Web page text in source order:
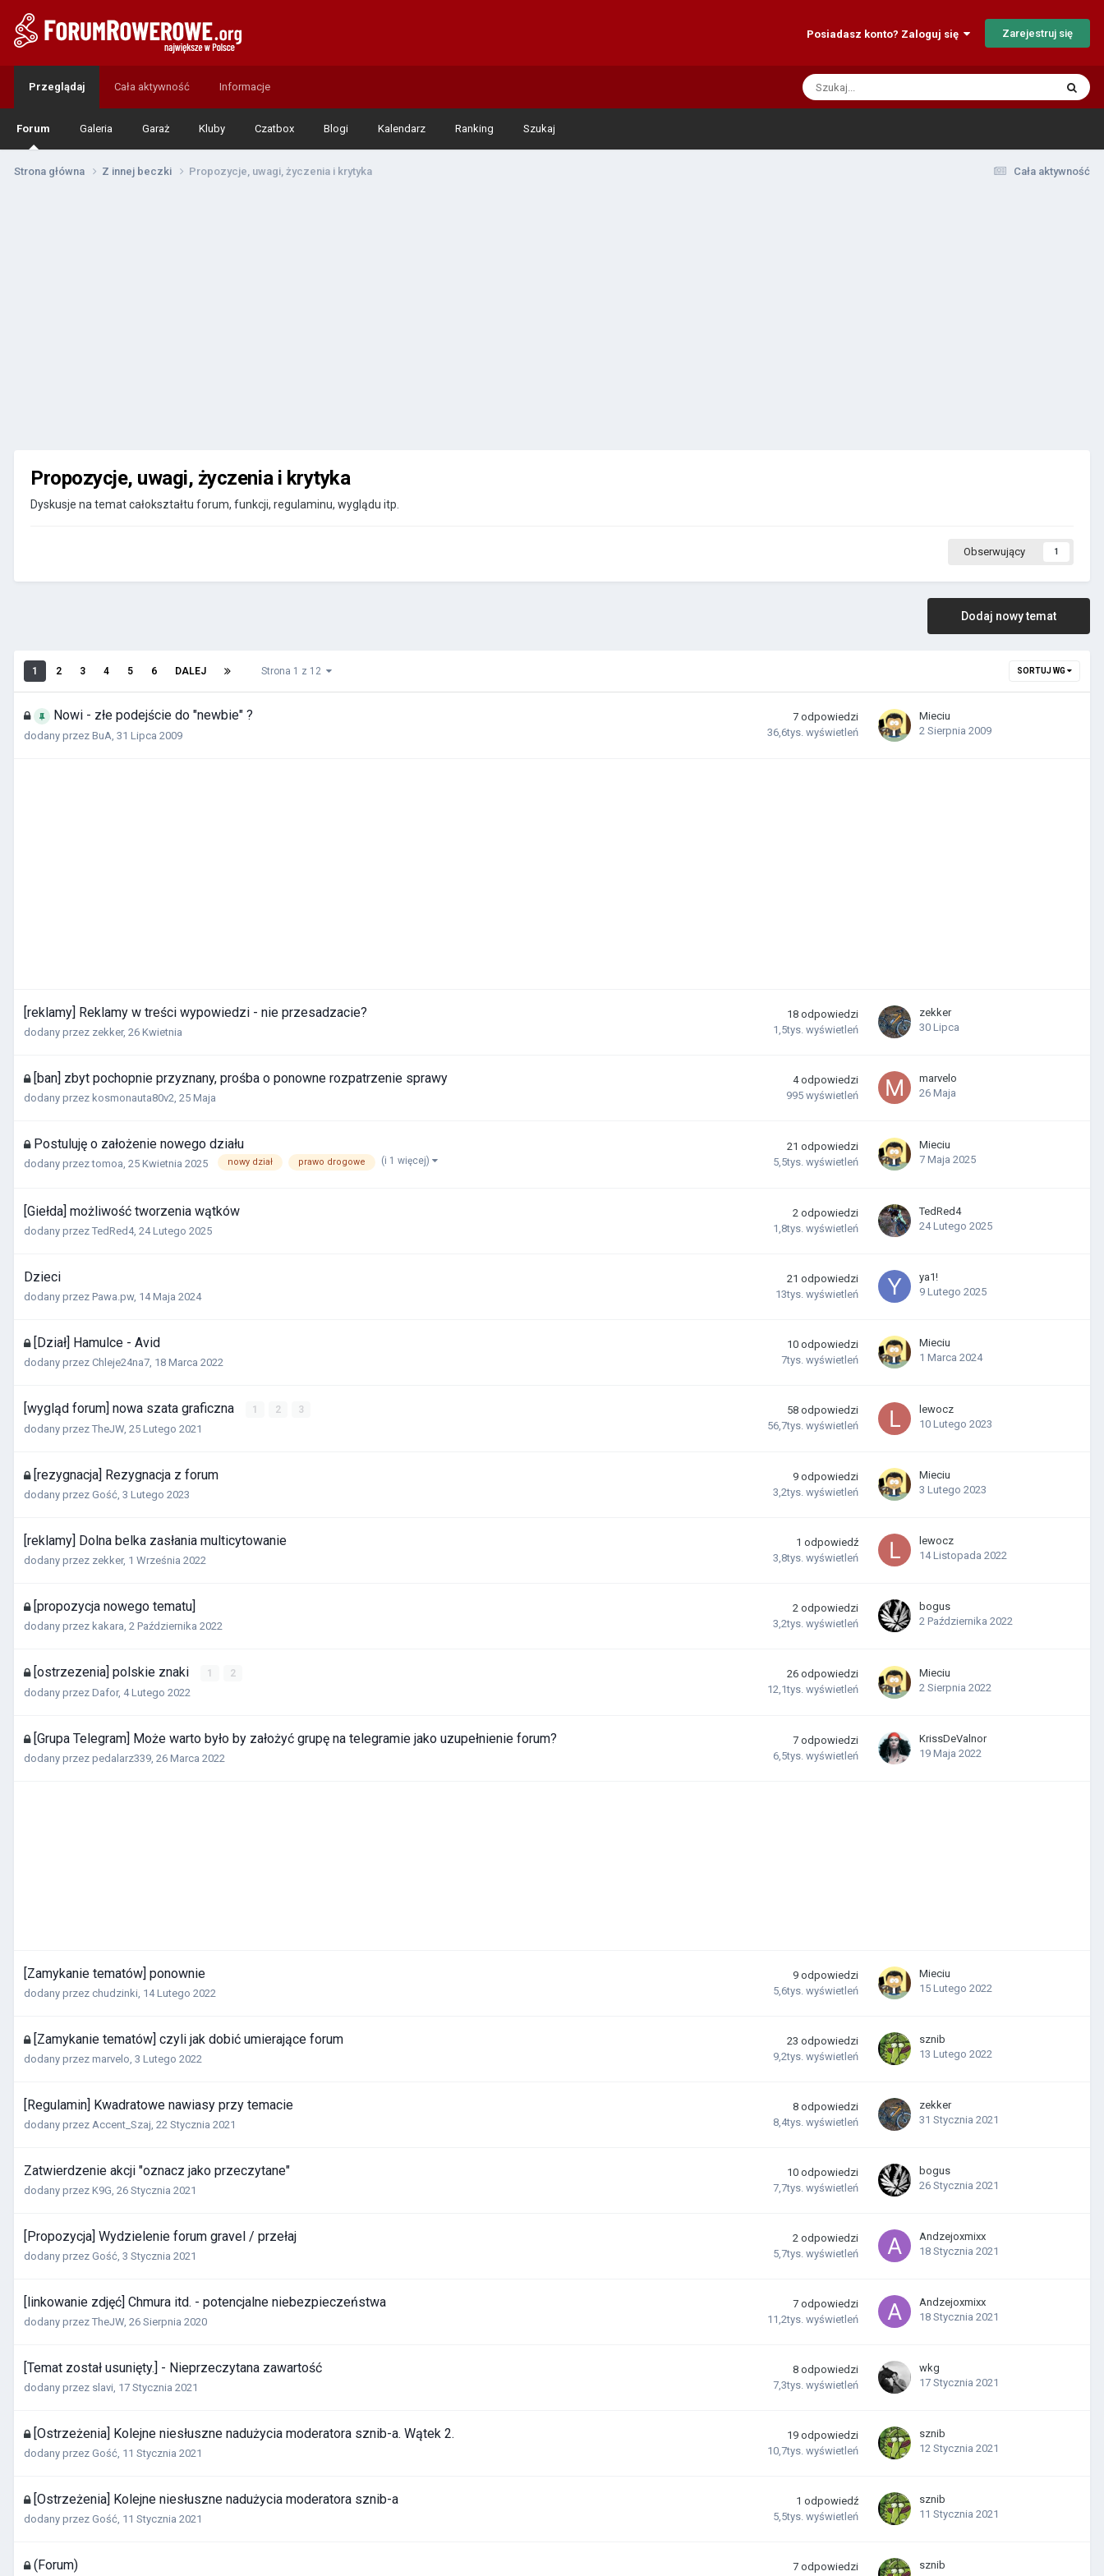
Posiadasz konto? Zaloguj się Zarejestruj się
Przeglądaj
Forum Galeria Garaż Kluby Czatbox Blogi Kalendarz Ranking Szukaj
Cała aktywność Informacje
Cała aktywność
Strona główna Z innej beczki Propozycje, uwagi, życzenia i krytyka
Propozycje, uwagi, życzenia i krytyka
Dyskusje na temat całokształtu forum, funkcji, regulaminu, wyglądu itp.
Obserwujący 1
Dodaj nowy temat
SORTUJ WG
1 2 3 4 5 6 DALEJ Strona 1 z 12
Nowi - złe podejście do "newbie" ?
dodany przez BuA 31 Lipca 2009
7 odpowiedzi
36,6tys. wyświetleń
Mieciu
2 Sierpnia 2009
[reklamy] Reklamy w treści wypowiedzi - nie przesadzacie?
dodany przez zekker, 26 Kwietnia
18 odpowiedzi
1,5tys. wyświetleń
zekker
30 Lipca
[ban] zbyt pochopnie przyznany, prośba o ponowne rozpatrzenie sprawy
dodany przez kosmonauta80v2 25 Maja
4 odpowiedzi
995 wyświetleń
marvelo
26 Maja
Postuluję o założenie nowego działu
dodany przeztomoa 25 Kwietnia 2025 nowy dział prawo drogowe (i 1 więcej)
21 odpowiedzi
5,5tys. wyświetleń
Mieciu
7 Maja 2025
[Giełda] możliwość tworzenia wątków
dodany przez TedRed4, 24 Lutego 2025
2 odpowiedzi
1,8tys. wyświetleń
TedRed4
24 Lutego 2025
Dzieci
dodany przez Pawa.pw, 14 Maja 2024
21 odpowiedzi
13tys. wyświetleń
ya1!
9 Lutego 2025
[Dział] Hamulce - Avid
dodany przez Chleje24na7 18 Marca 2022
10 odpowiedzi
7tys. wyświetleń
Mieciu
1 Marca 2024
[wygląd forum] nowa szata graficzna 1 2 3
dodany przez TheJW 25 Lutego 2021
58 odpowiedzi
56,7tys. wyświetleń
lewocz
10 Lutego 2023
[rezygnacja] Rezygnacja z forum
dodany przez Gość, 3 Lutego 2023
9 odpowiedzi
3,2tys. wyświetleń
Mieciu
3 Lutego 2023
[reklamy] Dolna belka zasłania multicytowanie
dodany przez zekker, 1 Września 2022
1 odpowiedź
3,8tys. wyświetleń
lewocz
14 Listopada 2022
[propozycja nowego tematu]
dodany przez kakara 2 Października 2022
2 odpowiedzi
3,2tys. wyświetleń
bogus
2 Października 2022
[ostrzezenia] polskie znaki 1 2
dodany przez Dafor, 4 Lutego 2022
26 odpowiedzi
12,1tys. wyświetleń
Mieciu
2 Sierpnia 2022
[Grupa Telegram] Może warto było by założyć grupę na telegramie jako uzupełnienie forum?
dodany przez pedalarz339 26 Marca 2022
7 odpowiedzi
6,5tys. wyświetleń
KrissDeValnor
19 Maja 2022
[Zamykanie tematów] ponownie
dodany przez chudzinki 14 Lutego 2022
9 odpowiedzi
5,6tys. wyświetleń
Mieciu
15 Lutego 2022
[Zamykanie tematów] czyli jak dobić umierające forum
dodany przez marvelo 3 Lutego 2022
23 odpowiedzi
9,2tys. wyświetleń
sznib
13 Lutego 2022
[Regulamin] Kwadratowe nawiasy przy temacie
dodany przez Accent_Szaj 22 Stycznia 2021
8 odpowiedzi
8,4tys. wyświetleń
zekker
31 Stycznia 2021
Zatwierdzenie akcji "oznacz jako przeczytane"
dodany przez K9G 26 Stycznia 2021
10 odpowiedzi
7,7tys. wyświetleń
bogus
26 Stycznia 2021
[Propozycja] Wydzielenie forum gravel / przełaj
dodany przez Gość, 3 Stycznia 2021
2 odpowiedzi
5,7tys. wyświetleń
Andzejoxmixx
18 Stycznia 2021
[linkowanie zdjęć] Chmura itd. - potencjalne niebezpieczeństwa
dodany przez TheJW 26 Sierpnia 2020
7 odpowiedzi
11,2tys. wyświetleń
Andzejoxmixx
18 Stycznia 2021
[Temat został usunięty.] - Nieprzeczytana zawartość
dodany przez slavi 17 Stycznia 2021
8 odpowiedzi
7,3tys. wyświetleń
wkg
17 Stycznia 2021
[Ostrzeżenia] Kolejne niesłuszne nadużycia moderatora sznib-a. Wątek 2.
dodany przez Gość, 11 Stycznia 2021
19 odpowiedzi
10,7tys. wyświetleń
sznib
12 Stycznia 2021
[Ostrzeżenia] Kolejne niesłuszne nadużycia moderatora sznib-a
dodany przez Gość, 11 Stycznia 2021
1 odpowiedź
5,5tys. wyświetleń
sznib
11 Stycznia 2021
(Forum) 7 odpowiedzi
sznib